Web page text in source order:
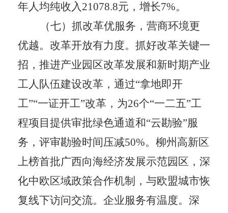
年人均纯收入21078.8元，增长7%。
（七）抓改革优服务，营商环境更
优越。 改革开放有力度。 抓好改革关键一
招，推进产业园区改革发展和新时期产业
工人队伍建设改革，通过“拿地即开
工”“一证开工”改革，为26个“一二五”工
程项目提供审批绿色通道和“云勘验”服
务，评审勘验时间压减50%。柳州高新区
上榜首批广西向海经济发展示范园区，深
化中欧区域政策合作机制，与欧盟城市恢
复线下访问交流。企业服务有温度。深